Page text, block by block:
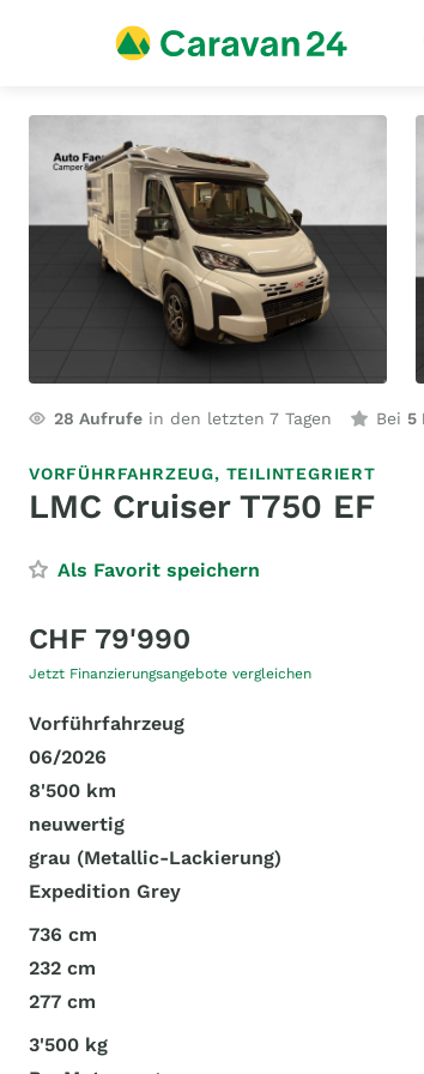
28 Aufrufe in den letzten 7 Tagen Bei 5
VORFÜHRFAHRZEUG, TEILINTEGRIERT
LMC Cruiser T750 EF
Als Favorit speichern
CHF 79'990
Jetzt Finanzierungsangebote vergleichen
Vorführfahrzeug
06/2026
8'500 km
neuwertig
grau (Metallic-Lackierung)
Expedition Grey
736 cm
232 cm
277 cm
3'500 kg